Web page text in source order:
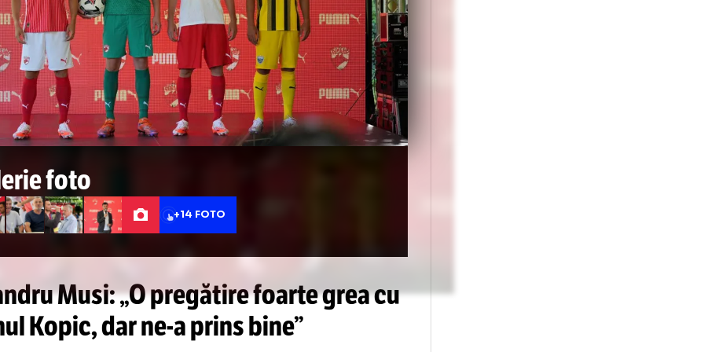
în două luni m-am obișnuit că sunt la Dinamo”, a spus Musi.